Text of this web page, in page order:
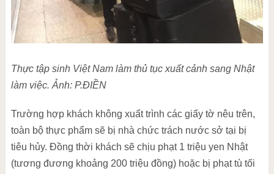
Thực tập sinh Việt Nam làm thủ tục xuất cảnh sang Nhật
làm việc. Ảnh: P.ĐIỀN
Trường hợp khách không xuất trình các giấy tờ nêu trên,
toàn bộ thực phẩm sẽ bị nhà chức trách nước sở tại bị
tiêu hủy. Đồng thời khách sẽ chịu phạt 1 triệu yen Nhật
(tương đương khoảng 200 triệu đồng) hoặc bị phạt tù tối